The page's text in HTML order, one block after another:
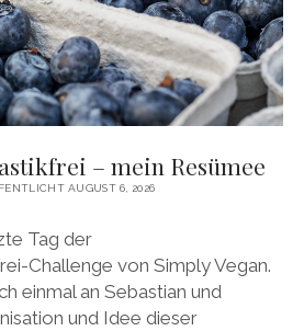
– mein Resümee
AUGUST 6, 2026
Tag der
Challenge von Simply Vegan.
einmal an Sebastian und
und Idee dieser